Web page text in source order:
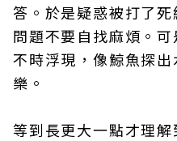
答。於是疑惑被打了
問題不要自找麻煩。
不時浮現，像鯨魚探
樂。
等到長更大一點才理